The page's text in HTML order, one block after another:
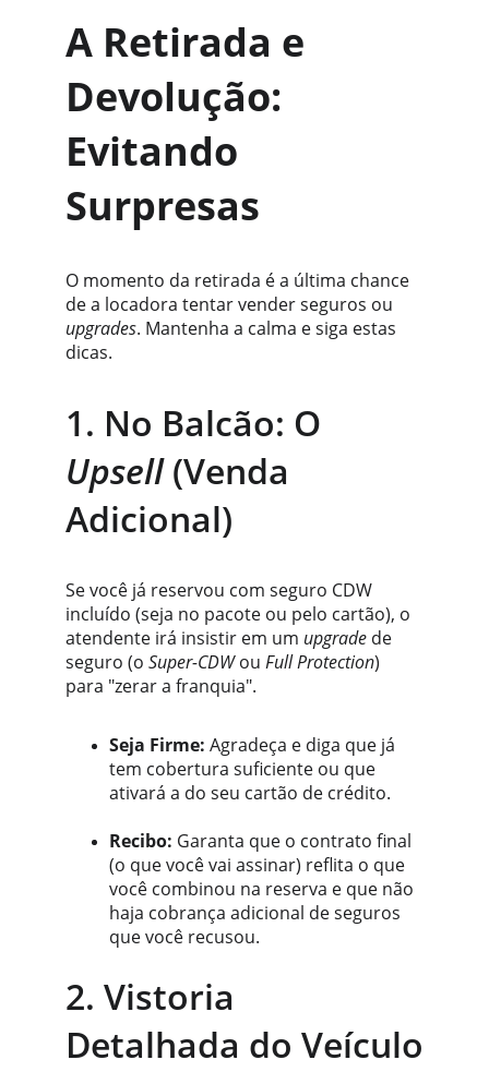
A Retirada e
Devolução:
Evitando
Surpresas
O momento da retirada é a última chance
de a locadora tentar vender seguros ou
upgrades. Mantenha a calma e siga estas
dicas.
1. No Balcão: O
Upsell (Venda
Adicional)
Se você já reservou com seguro CDW
incluído (seja no pacote ou pelo cartão), o
atendente irá insistir em um upgrade de
seguro (o Super-CDW ou Full Protection)
para "zerar a franquia".
Seja Firme: Agradeça e diga que já
tem cobertura suficiente ou que
ativará a do seu cartão de crédito.
Recibo: Garanta que o contrato final
(o que você vai assinar) reflita o que
você combinou na reserva e que não
haja cobrança adicional de seguros
que você recusou.
2. Vistoria
Detalhada do Veículo